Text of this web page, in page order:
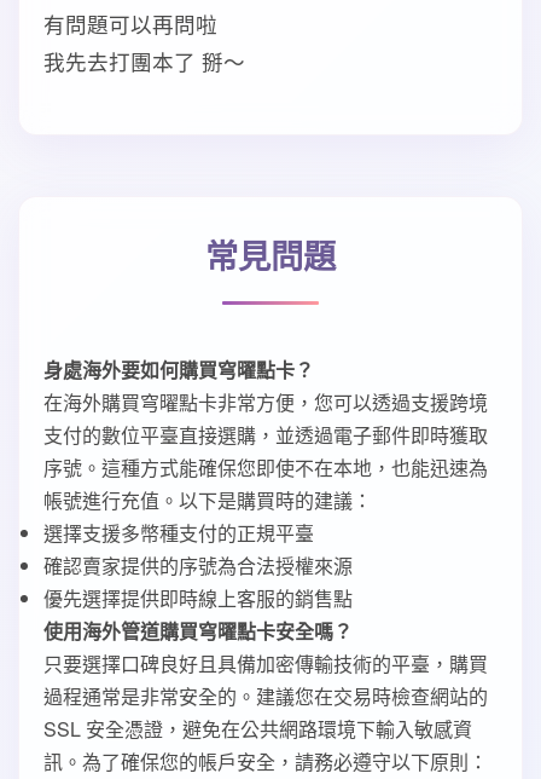
有問題可以再問啦
我先去打團本了 掰～
常見問題
身處海外要如何購買穹曜點卡？
在海外購買穹曜點卡非常方便，您可以透過支援跨境
支付的數位平臺直接選購，並透過電子郵件即時獲取
序號。這種方式能確保您即使不在本地，也能迅速為
帳號進行充值。以下是購買時的建議：
選擇支援多幣種支付的正規平臺
確認賣家提供的序號為合法授權來源
優先選擇提供即時線上客服的銷售點
使用海外管道購買穹曜點卡安全嗎？
只要選擇口碑良好且具備加密傳輸技術的平臺，購買
過程通常是非常安全的。建議您在交易時檢查網站的
SSL 安全憑證，避免在公共網路環境下輸入敏感資
訊。為了確保您的帳戶安全，請務必遵守以下原則：